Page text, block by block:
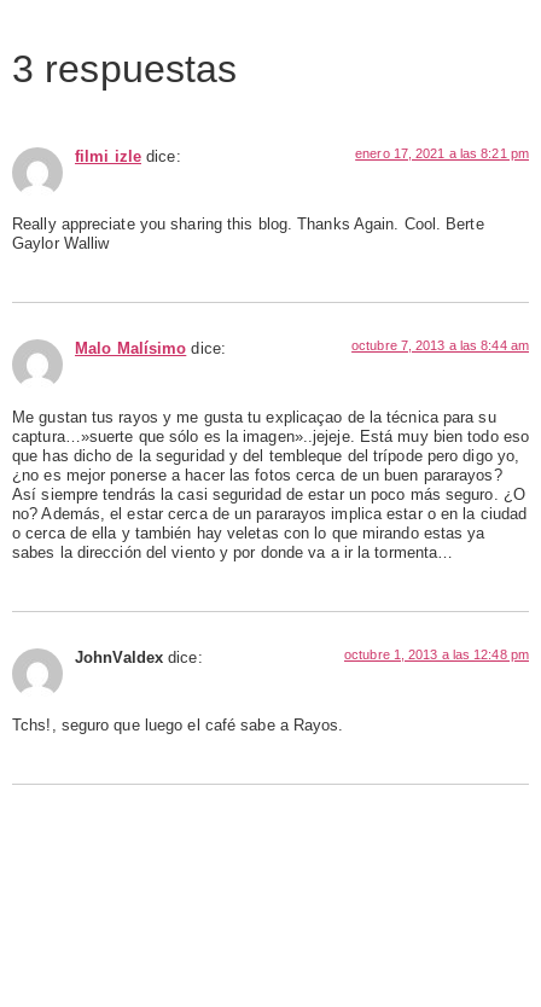
3 respuestas
filmi izle dice: enero 17, 2021 a las 8:21 pm
Really appreciate you sharing this blog. Thanks Again. Cool. Berte
Gaylor Walliw
Malo Malísimo dice: octubre 7, 2013 a las 8:44 am
Me gustan tus rayos y me gusta tu explicaçao de la técnica para su
captura…»suerte que sólo es la imagen»..jejeje. Está muy bien todo eso
que has dicho de la seguridad y del tembleque del trípode pero digo yo,
¿no es mejor ponerse a hacer las fotos cerca de un buen pararayos?
Así siempre tendrás la casi seguridad de estar un poco más seguro. ¿O
no? Además, el estar cerca de un pararayos implica estar o en la ciudad
o cerca de ella y también hay veletas con lo que mirando estas ya
sabes la dirección del viento y por donde va a ir la tormenta…
JohnValdex dice: octubre 1, 2013 a las 12:48 pm
Tchs!, seguro que luego el café sabe a Rayos.